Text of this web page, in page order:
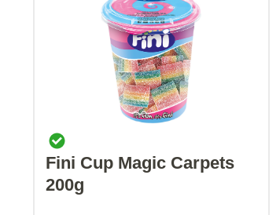
Fini Cup Magic Carpets
200g